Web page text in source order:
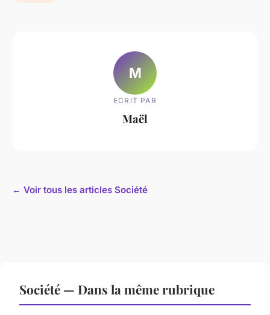
M
ECRIT PAR
Maël
← Voir tous les articles Société
Société — Dans la même rubrique